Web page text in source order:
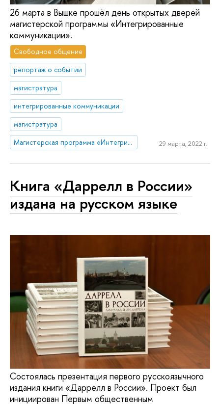
26 марта в Вышке прошёл день открытых дверей
магистерской программы «Интегрированные
коммуникации».
Свободное общение
репортаж о событии
магистратура
интегрированные коммуникации
магистратура
Магистерская программа «Интегрированные коммуникации»
29 марта, 2022 г.
Книга «Даррелл в России»
издана на русском языке
Состоялась презентация первого русскоязычного
издания книги «Даррелл в России». Проект был
инициирован Первым общественным